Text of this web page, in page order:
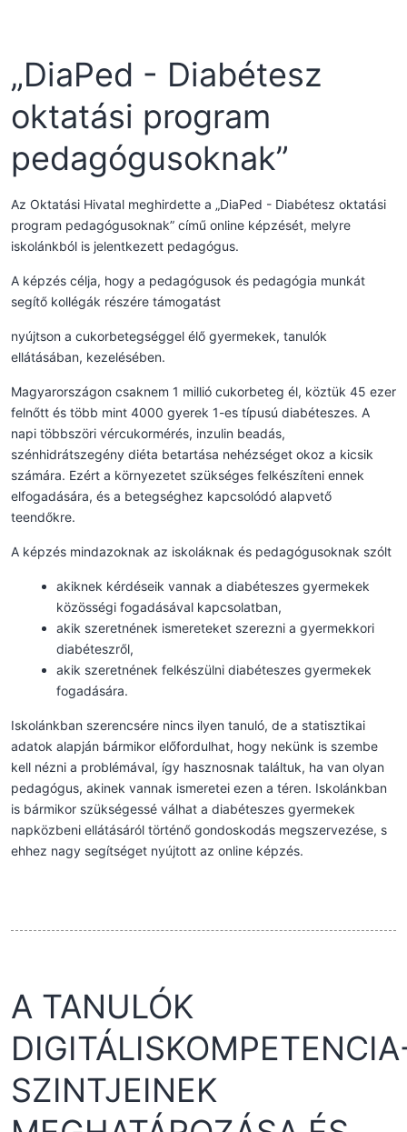
„DiaPed - Diabétesz
oktatási program
pedagógusoknak”
Az Oktatási Hivatal meghirdette a „DiaPed - Diabétesz oktatási
program pedagógusoknak” című online képzését, melyre
iskolánkból is jelentkezett pedagógus.
A képzés célja, hogy a pedagógusok és pedagógia munkát
segítő kollégák részére támogatást
nyújtson a cukorbetegséggel élő gyermekek, tanulók
ellátásában, kezelésében.
Magyarországon csaknem 1 millió cukorbeteg él, köztük 45 ezer
felnőtt és több mint 4000 gyerek 1-es típusú diabéteszes. A
napi többszöri vércukormérés, inzulin beadás,
szénhidrátszegény diéta betartása nehézséget okoz a kicsik
számára. Ezért a környezetet szükséges felkészíteni ennek
elfogadására, és a betegséghez kapcsolódó alapvető
teendőkre.
A képzés mindazoknak az iskoláknak és pedagógusoknak szólt
akiknek kérdéseik vannak a diabéteszes gyermekek
közösségi fogadásával kapcsolatban,
akik szeretnének ismereteket szerezni a gyermekkori
diabéteszről,
akik szeretnének felkészülni diabéteszes gyermekek
fogadására.
Iskolánkban szerencsére nincs ilyen tanuló, de a statisztikai
adatok alapján bármikor előfordulhat, hogy nekünk is szembe
kell nézni a problémával, így hasznosnak találtuk, ha van olyan
pedagógus, akinek vannak ismeretei ezen a téren. Iskolánkban
is bármikor szükségessé válhat a diabéteszes gyermekek
napközbeni ellátásáról történő gondoskodás megszervezése, s
ehhez nagy segítséget nyújtott az online képzés.
A TANULÓK
SZINTJEINEK